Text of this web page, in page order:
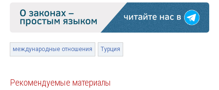
международные отношения Турция
Рекомендуемые материалы